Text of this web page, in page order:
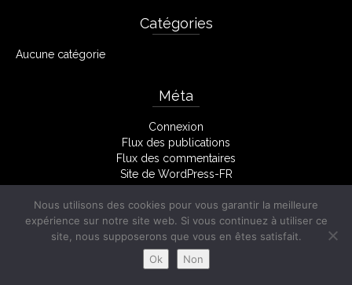
Catégories
Aucune catégorie
Méta
Connexion
Flux des publications
Flux des commentaires
Site de WordPress-FR
Facebook
Nous utilisons des cookies pour vous garantir la meilleure
expérience sur notre site web. Si vous continuez à utiliser ce
site, nous supposerons que vous en êtes satisfait.
Ok
Non